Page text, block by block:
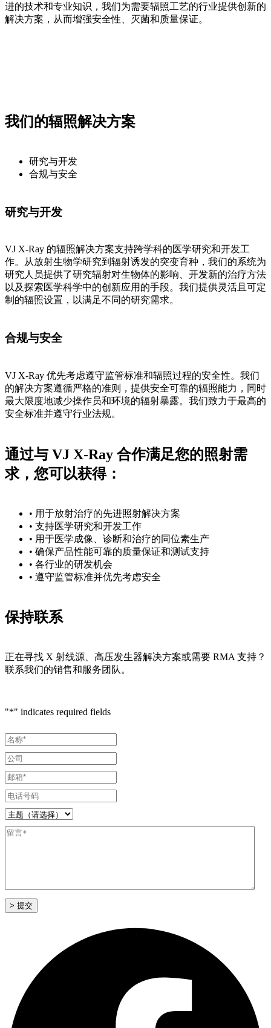
进的技术和专业知识，我们为需要辐照工艺的行业提供创新的
解决方案，从而增强安全性、灭菌和质量保证。
我们的辐照解决方案
研究与开发
合规与安全
研究与开发
VJ X-Ray 的辐照解决方案支持跨学科的医学研究和开发工
作。从放射生物学研究到辐射诱发的突变育种，我们的系统为
研究人员提供了研究辐射对生物体的影响、开发新的治疗方法
以及探索医学科学中的创新应用的手段。我们提供灵活且可定
制的辐照设置，以满足不同的研究需求。
合规与安全
VJ X-Ray 优先考虑遵守监管标准和辐照过程的安全性。我们
的解决方案遵循严格的准则，提供安全可靠的辐照能力，同时
最大限度地减少操作员和环境的辐射暴露。我们致力于最高的
安全标准并遵守行业法规。
通过与 VJ X-Ray 合作满足您的照射需
求，您可以获得：
• 用于放射治疗的先进照射解决方案
• 支持医学研究和开发工作
• 用于医学成像、诊断和治疗的同位素生产
• 确保产品性能可靠的质量保证和测试支持
• 各行业的研发机会
• 遵守监管标准并优先考虑安全
保持联系
正在寻找 X 射线源、高压发生器解决方案或需要 RMA 支持？
联系我们的销售和服务团队。
"*" indicates required fields